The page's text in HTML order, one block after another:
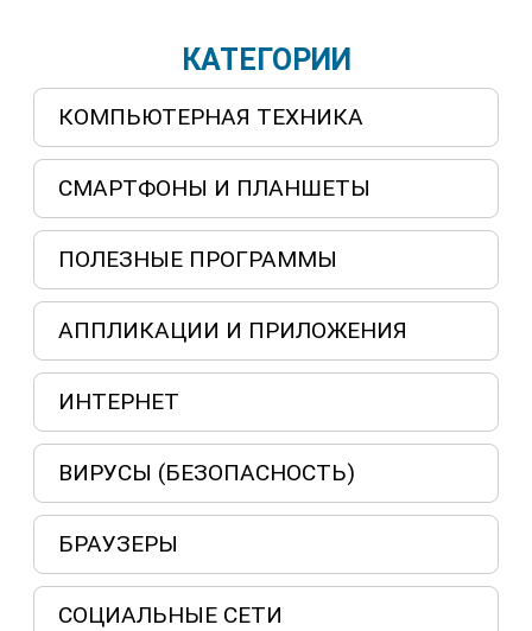
КАТЕГОРИИ
КОМПЬЮТЕРНАЯ ТЕХНИКА
СМАРТФОНЫ И ПЛАНШЕТЫ
ПОЛЕЗНЫЕ ПРОГРАММЫ
АППЛИКАЦИИ И ПРИЛОЖЕНИЯ
ИНТЕРНЕТ
ВИРУСЫ (БЕЗОПАСНОСТЬ)
БРАУЗЕРЫ
СОЦИАЛЬНЫЕ СЕТИ